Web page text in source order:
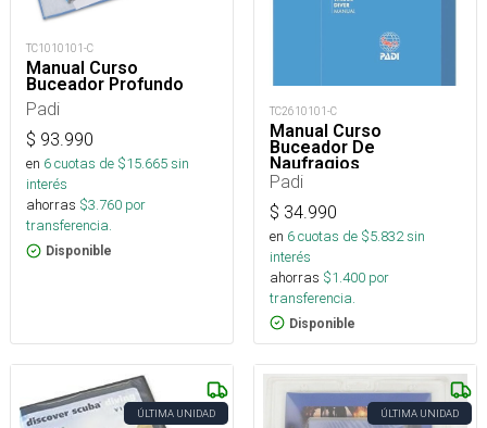
TC1010101-C
Manual Curso
Buceador Profundo
Padi
$ 93.990
en 6cuotas de $15.665sin
interés
ahorras $3.760 por
transferencia.
Disponible
TC2610101-C
Manual Curso
Buceador De
Naufragios
Padi
$ 34.990
en 6cuotas de $5.832sin
interés
ahorras $1.400 por
transferencia.
Disponible
ÚLTIMA UNIDAD ÚLTIMA UNIDAD